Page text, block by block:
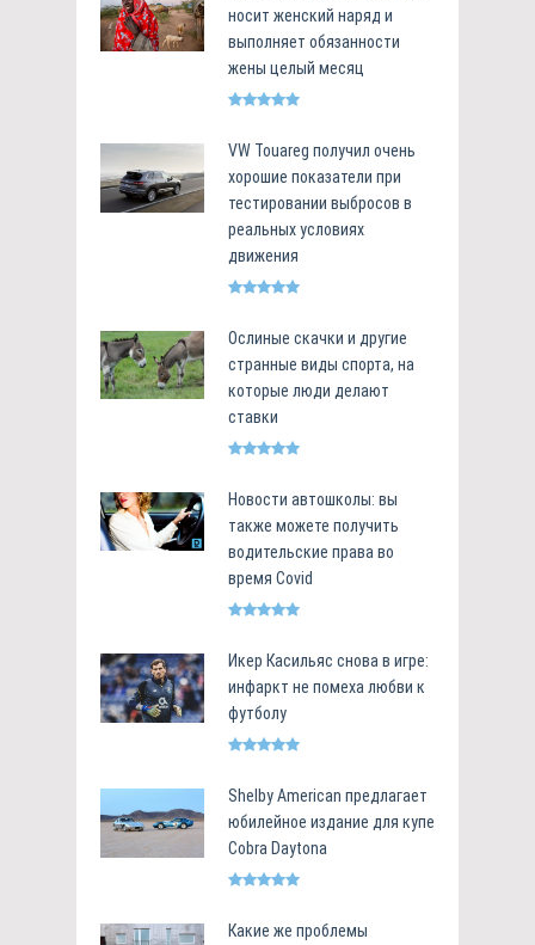
носит женский наряд и
выполняет обязанности
жены целый месяц
VW Touareg получил очень
хорошие показатели при
тестировании выбросов в
реальных условиях
движения
Ослиные скачки и другие
странные виды спорта, на
которые люди делают
ставки
Новости автошколы: вы
также можете получить
водительские права во
время Covid
Икер Касильяс снова в игре:
инфаркт не помеха любви к
футболу
Shelby American предлагает
юбилейное издание для купе
Cobra Daytona
Какие же проблемы